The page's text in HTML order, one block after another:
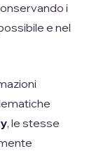
i
e nel
, le stesse